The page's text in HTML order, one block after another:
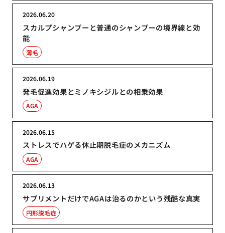
スカルプシャンプーと普通のシャンプーの境界線と効
能
2026.06.20
薄毛
発毛促進効果とミノキシジルとの相乗効果
2026.06.19
AGA
ストレスでハゲる休止期脱毛症のメカニズム
2026.06.15
AGA
サプリメントだけでAGAは治るのかという残酷な真実
2026.06.13
円形脱毛症